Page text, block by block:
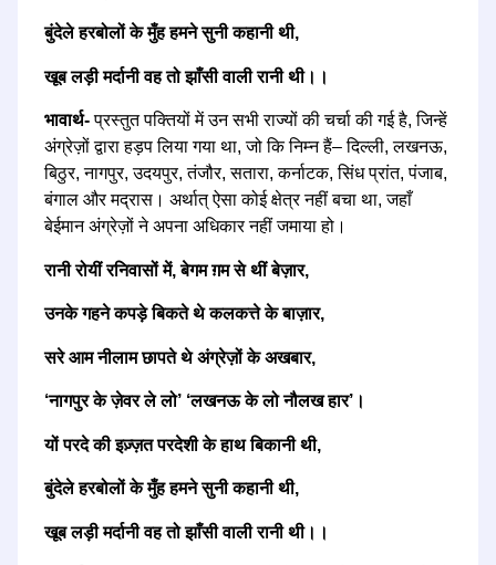
बुंदेले हरबोलों के मुँह हमने सुनी कहानी थी,
खूब लड़ी मर्दानी वह तो झाँसी वाली रानी थी।।
भावार्थ-प्रस्तुत पक्तियों में उन सभी राज्यों की चर्चा की गई है, जिन्हें
अंग्रेज़ों द्वारा हड़प लिया गया था, जो कि निम्न हैं– दिल्ली, लखनऊ,
बिठुर, नागपुर, उदयपुर, तंजौर, सतारा, कर्नाटक, सिंध प्रांत, पंजाब,
बंगाल और मद्रास। अर्थात् ऐसा कोई क्षेत्र नहीं बचा था, जहाँ
बेईमान अंग्रेज़ों ने अपना अधिकार नहीं जमाया हो।
रानी रोयीं रनिवासों में, बेगम ग़म से थीं बेज़ार,
उनके गहने कपड़े बिकते थे कलकत्ते के बाज़ार,
सरे आम नीलाम छापते थे अंग्रेज़ों के अखबार,
‘नागपुर के ज़ेवर ले लो’ ‘लखनऊ के लो नौलख हार’।
यों परदे की इज़्ज़त परदेशी के हाथ बिकानी थी,
बुंदेले हरबोलों के मुँह हमने सुनी कहानी थी,
खूब लड़ी मर्दानी वह तो झाँसी वाली रानी थी।।